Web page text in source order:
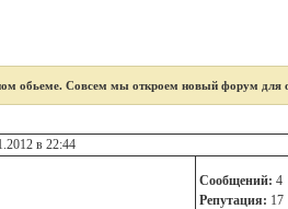
обьеме. Совсем мы откроем новый форум для
в 22:44
Сообщений: 4
Репутация: 17